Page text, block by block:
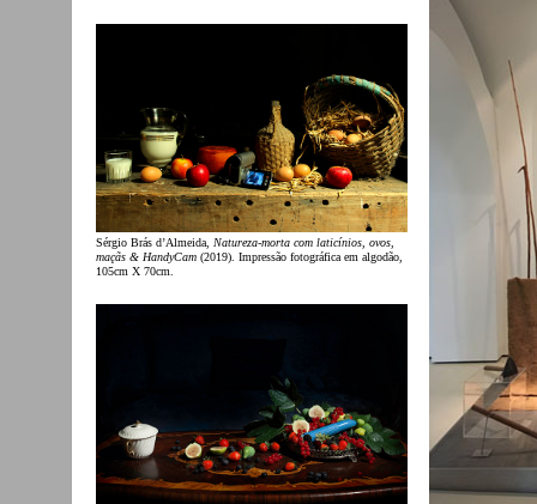
Sérgio Brás d’Almeida, Natureza-morta com laticínios, ovos,
maçãs & HandyCam (2019). Impressão fotográfica em algodão,
105cm X 70cm.